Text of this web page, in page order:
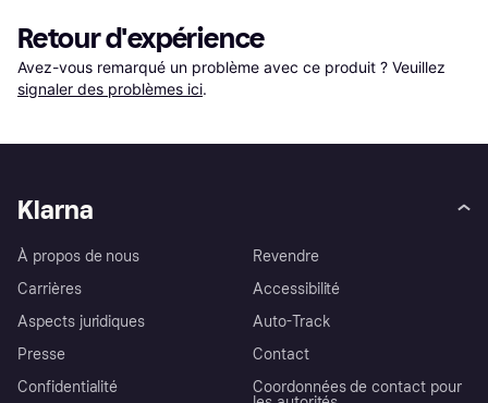
Retour d'expérience
Avez-vous remarqué un problème avec ce produit ? Veuillez
signaler des problèmes ici.
Klarna
À propos de nous
Carrières
Aspects juridiques
Presse
Confidentialité
Revendre
Accessibilité
Auto-Track
Contact
Coordonnées de contact pour